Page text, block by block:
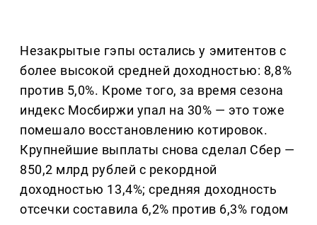
Незакрытые гэпы остались у эмитентов с
более высокой средней доходностью: 8,8%
против 5,0%. Кроме того, за время сезона
индекс Мосбиржи упал на 30% — это тоже
помешало восстановлению котировок.
Крупнейшие выплаты снова сделал Сбер —
850,2 млрд рублей с рекордной
доходностью 13,4%; средняя доходность
отсечки составила 6,2% против 6,3% годом